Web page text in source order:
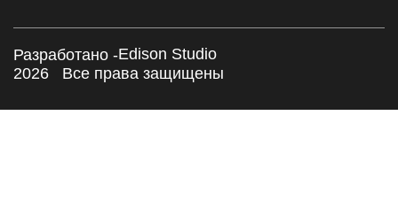
2026 Все права защищены
Разработано -Edison Studio